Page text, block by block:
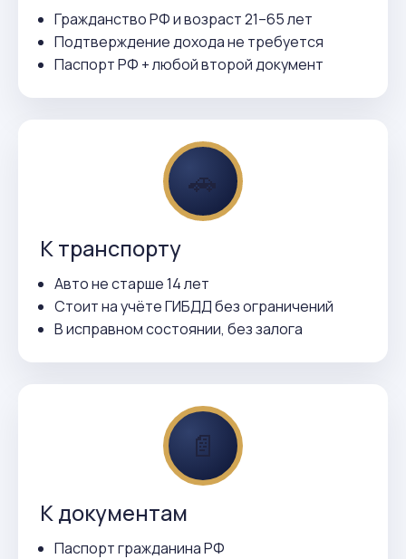
Гражданство РФ и возраст 21–65 лет
Подтверждение дохода не требуется
Паспорт РФ + любой второй документ
🚗
К транспорту
Авто не старше 14 лет
Стоит на учёте ГИБДД без ограничений
В исправном состоянии, без залога
📄
К документам
Паспорт гражданина РФ